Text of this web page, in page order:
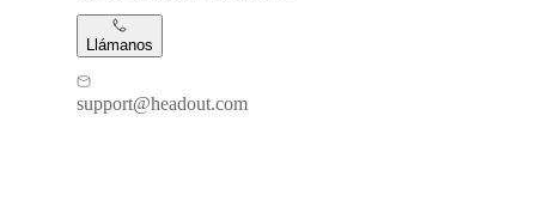
Llámanos
support@headout.com